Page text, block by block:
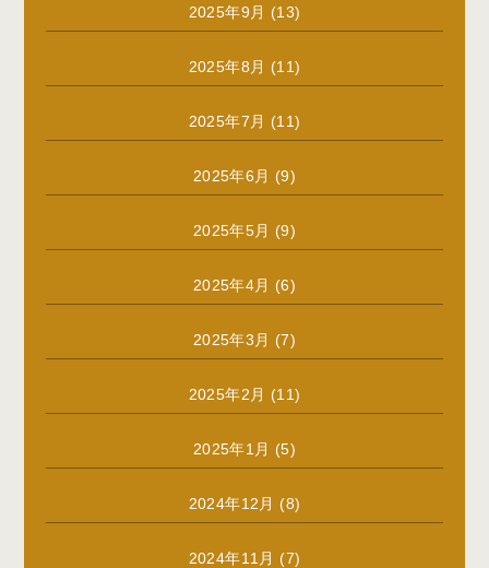
2025年9月 (13)
2025年8月 (11)
2025年7月 (11)
2025年6月 (9)
2025年5月 (9)
2025年4月 (6)
2025年3月 (7)
2025年2月 (11)
2025年1月 (5)
2024年12月 (8)
2024年11月 (7)